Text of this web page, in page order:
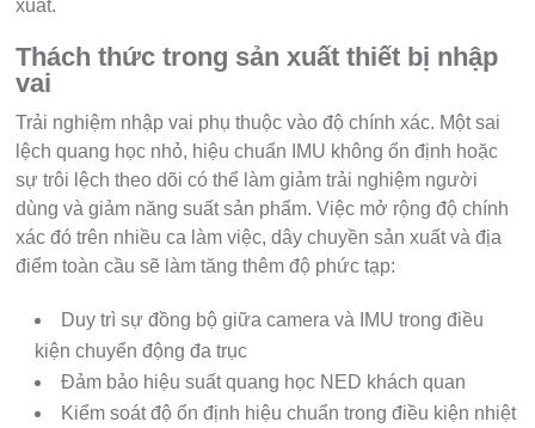
xuất.
Thách thức trong sản xuất thiết bị nhập
vai
Trải nghiệm nhập vai phụ thuộc vào độ chính xác. Một sai
lệch quang học nhỏ, hiệu chuẩn IMU không ổn định hoặc
sự trôi lệch theo dõi có thể làm giảm trải nghiệm người
dùng và giảm năng suất sản phẩm. Việc mở rộng độ chính
xác đó trên nhiều ca làm việc, dây chuyền sản xuất và địa
điểm toàn cầu sẽ làm tăng thêm độ phức tạp:
Duy trì sự đồng bộ giữa camera và IMU trong điều
kiện chuyển động đa trục
Đảm bảo hiệu suất quang học NED khách quan
Kiểm soát độ ổn định hiệu chuẩn trong điều kiện nhiệt